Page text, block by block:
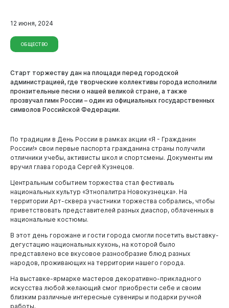
12 июня, 2024
ОБЩЕСТВО
Старт торжеству дан на площади перед городской
администрацией, где творческие коллективы города исполнили
пронзительные песни о нашей великой стране, а также
прозвучал гимн России – один из официальных государственных
символов Российской Федерации.
По традиции в День России в рамках акции «Я - Гражданин
России!» свои первые паспорта гражданина страны получили
отличники учебы, активисты школ и спортсмены. Документы им
вручил глава города Сергей Кузнецов.
Центральным событием торжества стал фестиваль
национальных культур «Этнопалитра Новокузнецка». На
территории Арт-сквера участники торжества собрались, чтобы
приветствовать представителей разных диаспор, облаченных в
национальные костюмы.
В этот день горожане и гости города смогли посетить выставку-
дегустацию национальных кухонь, на которой было
представлено все вкусовое разнообразие блюд разных
народов, проживающих на территории нашего города.
На выставке-ярмарке мастеров декоративно-прикладного
искусства любой желающий смог приобрести себе и своим
близким различные интересные сувениры и подарки ручной
работы.